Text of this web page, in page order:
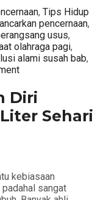
, Tips Hidup
pencernaan,
usus,
olahraga pagi,
alami susah bab,
Diri
Sehari
kebiasaan
sangat